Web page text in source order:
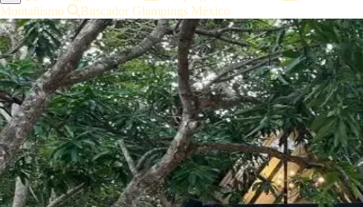
Montañismo
Buscador Glampings México